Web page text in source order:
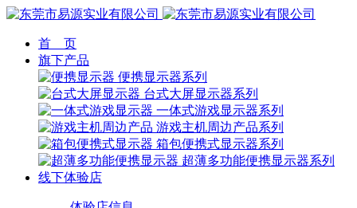
首 页
旗下产品
便携显示器系列
台式大屏显示器系列
一体式游戏显示器系列
游戏主机周边产品系列
箱包便携式显示器系列
超薄多功能便携显示器系列
线下体验店